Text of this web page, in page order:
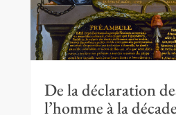
De la déclaration
l’homme à la